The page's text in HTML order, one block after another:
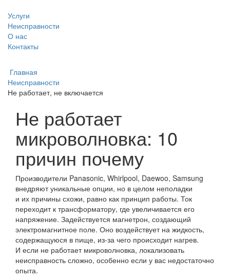
Услуги
Неисправности
О нас
Контакты
Главная
Неисправности
Не работает, не включается
Не работает
микроволновка: 10
причин почему
Производители Panasonic, Whirlpool, Daewoo, Samsung
внедряют уникальные опции, но в целом неполадки
и их причины схожи, равно как принцип работы. Ток
переходит к трансформатору, где увеличивается его
напряжение. Задействуется магнетрон, создающий
электромагнитное поле. Оно воздействует на жидкость,
содержащуюся в пище, из-за чего происходит нагрев.
И если не работает микроволновка, локализовать
неисправность сложно, особенно если у вас недостаточно
опыта.